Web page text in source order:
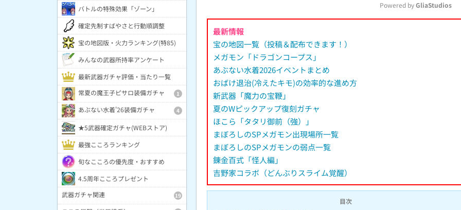
Powered by GliaStudios
最新情報
宝の地図一覧（投稿＆配布できます！）
メガモン「ドラゴンコープス」
あぶない水着2026イベントまとめ
おばけ退治(冷えたキモ)の効率的な進め方
新武器「魔力の宝鞭」
夏のWピックアップ復刻ガチャ
ほこら「タタリ御前（強）」
まぼろしのSPメガモン出現場所一覧
まぼろしのSPメガモンの弱点一覧
錬金百式「怪人編」
吉野家コラボ（どんぶりスライム覚醒）
目次
バトルの特殊効果「ゾーン」
確定先制すばやさと行動順調整
宝の地図版・火力ランキング(特85)
みんなの武器所持率アンケート
最新武器ガチャ評価・当たり一覧
常夏の魔王子ピサロ装備ガチャ
1
あぶない水着'26装備ガチャ 4
★5武器確定ガチャ(WEBストア)
最強こころランキング
旬なこころの優先度・おすすめ
4.5周年こころプレゼント
武器ガチャ関連
19